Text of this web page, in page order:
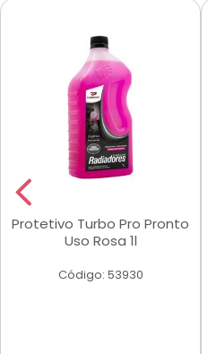
Protetivo Turbo Pro Pronto
Uso Rosa 1l
Código: 53930